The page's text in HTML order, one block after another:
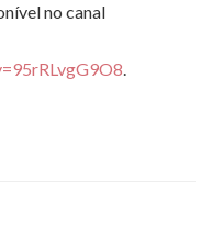
no canal
.